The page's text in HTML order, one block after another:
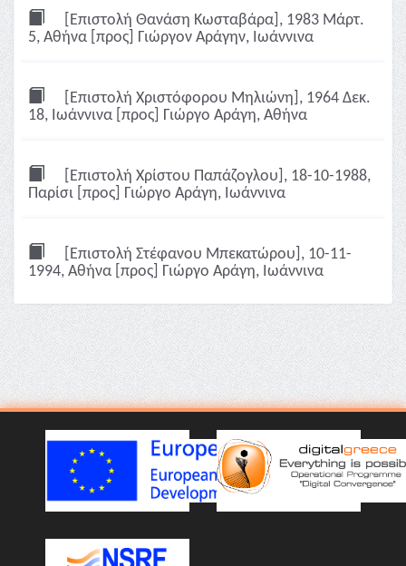
[Επιστολή Θανάση Κωσταβάρα], 1983 Μάρτ.
5, Αθήνα [προς] Γιώργον Αράγην, Ιωάννινα
[Επιστολή Χριστόφορου Μηλιώνη], 1964 Δεκ.
18, Ιωάννινα [προς] Γιώργο Αράγη, Αθήνα
[Επιστολή Χρίστου Παπάζογλου], 18-10-1988,
Παρίσι [προς] Γιώργο Αράγη, Ιωάννινα
[Επιστολή Στέφανου Μπεκατώρου], 10-11-
1994, Αθήνα [προς] Γιώργο Αράγη, Ιωάννινα